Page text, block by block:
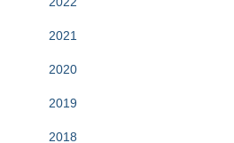
2021
2020
2019
2018